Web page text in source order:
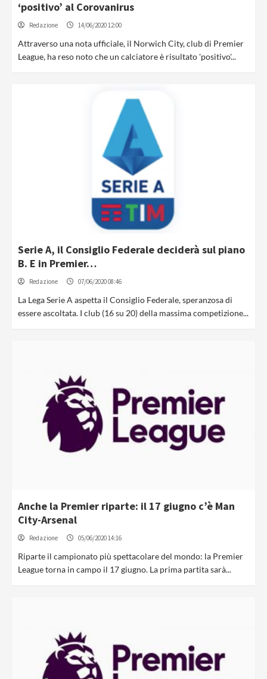
‘positivo’ al Corovanirus
Redazione 14/06/2020 12:00
Attraverso una nota ufficiale, il Norwich City, club di Premier
League, ha reso noto che un calciatore è risultato 'positivo'...
Serie A, il Consiglio Federale deciderà sul piano
B. E in Premier…
Redazione 07/06/2020 08:46
La Lega Serie A aspetta il Consiglio Federale, speranzosa di
essere ascoltata. I club (16 su 20) della massima competizione...
Anche la Premier riparte: il 17 giugno c’è Man
City-Arsenal
Redazione 05/06/2020 14:16
Riparte il campionato più spettacolare del mondo: la Premier
League torna in campo il 17 giugno. La prima partita sarà...